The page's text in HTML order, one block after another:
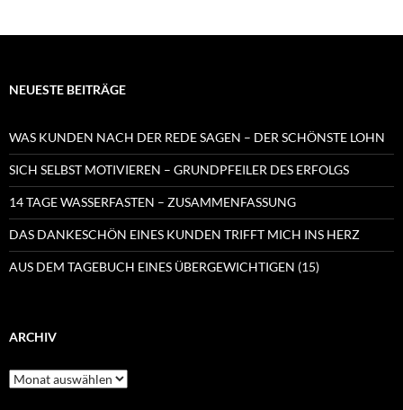
NEUESTE BEITRÄGE
WAS KUNDEN NACH DER REDE SAGEN – DER SCHÖNSTE LOHN
SICH SELBST MOTIVIEREN – GRUNDPFEILER DES ERFOLGS
14 TAGE WASSERFASTEN – ZUSAMMENFASSUNG
DAS DANKESCHÖN EINES KUNDEN TRIFFT MICH INS HERZ
AUS DEM TAGEBUCH EINES ÜBERGEWICHTIGEN (15)
ARCHIV
Archiv